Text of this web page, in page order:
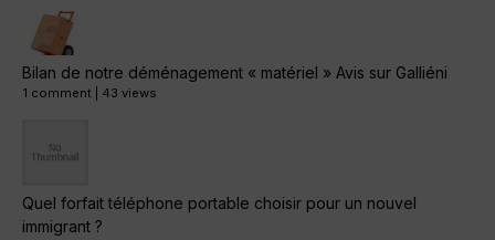
Bilan de notre déménagement « matériel » Avis sur Galliéni
1 comment 43 views
Quel forfait téléphone portable choisir pour un nouvel
immigrant ?